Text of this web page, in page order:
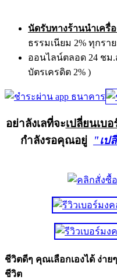
นัดรับทางร้านนำเครื่
ธรรมเนียม 2% ทุกรา
ออนไลน์ตลอด 24 ชม.
บัตรเครดิต 2% )
อย่าลังเลที่จะเปลี่ยนเบ
กำลังรอคุณอยู่
"เป
ชีวิตดีๆ คุณเลือกเองได้ ง่าย
ชีวิต